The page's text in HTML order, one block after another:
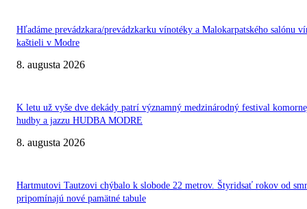
Hľadáme prevádzkara/prevádzkarku vínotéky a Malokarpatského salónu
kaštieli v Modre
8. augusta 2026
K letu už vyše dve dekády patrí významný medzinárodný festival
hudby a jazzu HUDBA MODRE
8. augusta 2026
Hartmutovi Tautzovi chýbalo k slobode 22 metrov. Štyridsať rokov od
pripomínajú nové pamätné tabule